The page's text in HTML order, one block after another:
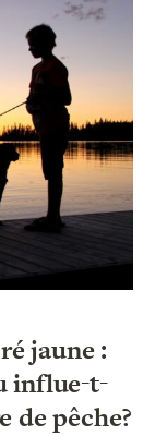
jaune :
influe-t-
de pêche?